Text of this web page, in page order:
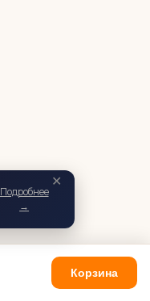
✕
Подробнее
→
Корзина